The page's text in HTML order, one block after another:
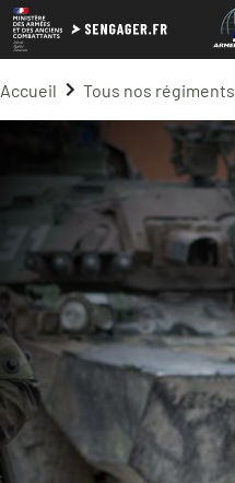
Accueil Tous nos régiments